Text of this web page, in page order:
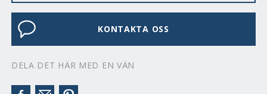
KONTAKTA OSS
DELA DET HÄR MED EN VÄN